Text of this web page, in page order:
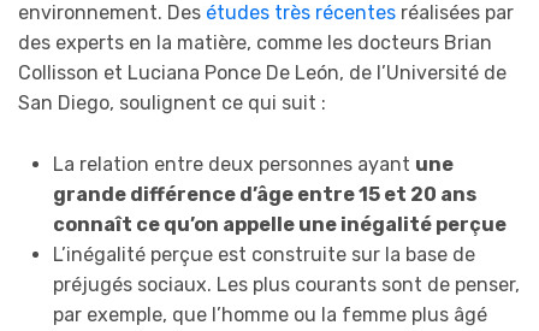
environnement. Des études très récentes réalisées par
des experts en la matière, comme les docteurs Brian
Collisson et Luciana Ponce De León, de l’Université de
San Diego, soulignent ce qui suit :
La relation entre deux personnes ayant une
grande différence d’âge entre 15 et 20 ans
connaît ce qu’on appelle une inégalité perçue
L’inégalité perçue est construite sur la base de
préjugés sociaux. Les plus courants sont de penser,
par exemple, que l’homme ou la femme plus âgé